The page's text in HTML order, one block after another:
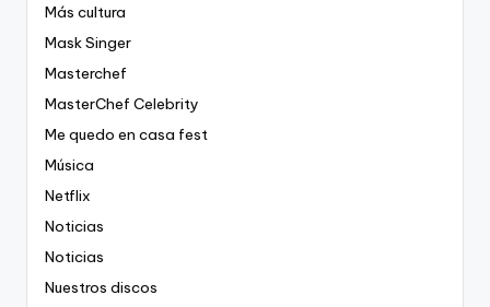
Más cultura
Mask Singer
Masterchef
MasterChef Celebrity
Me quedo en casa fest
Música
Netflix
Noticias
Noticias
Nuestros discos